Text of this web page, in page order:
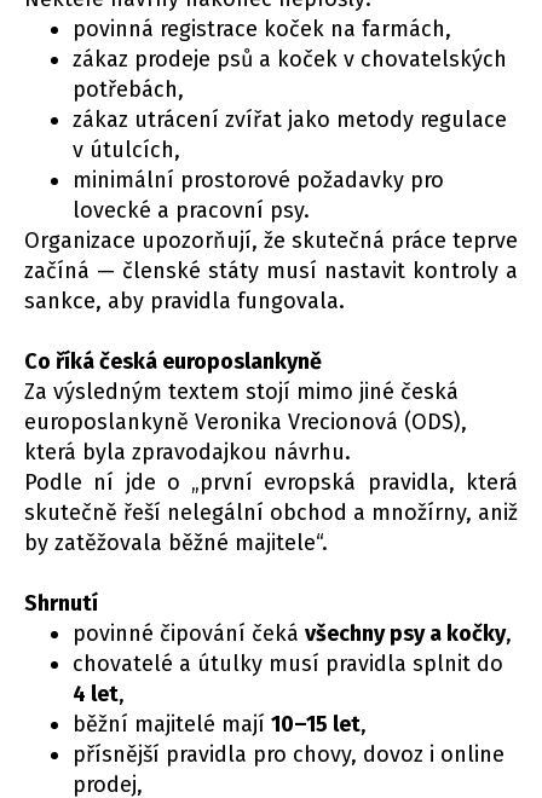
povinná registrace koček na farmách,
zákaz prodeje psů a koček v chovatelských
potřebách,
zákaz utrácení zvířat jako metody regulace
v útulcích,
minimální prostorové požadavky pro
lovecké a pracovní psy.
Organizace upozorňují, že skutečná práce teprve
začíná — členské státy musí nastavit kontroly a
sankce, aby pravidla fungovala.
Co říká česká europoslankyně
Za výsledným textem stojí mimo jiné česká
europoslankyně Veronika Vrecionová (ODS),
která byla zpravodajkou návrhu.
Podle ní jde o „první evropská pravidla, která
skutečně řeší nelegální obchod a množírny, aniž
by zatěžovala běžné majitele“.
Shrnutí
povinné čipování čeká všechny psy a kočky,
chovatelé a útulky musí pravidla splnit do
4 let,
běžní majitelé mají 10–15 let,
přísnější pravidla pro chovy, dovoz i online
prodej,